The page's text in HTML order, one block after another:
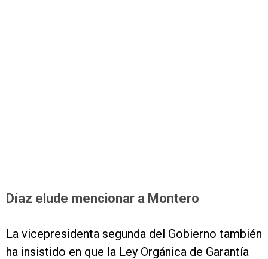
Díaz elude mencionar a Montero
La vicepresidenta segunda del Gobierno también
ha insistido en que la Ley Orgánica de Garantía